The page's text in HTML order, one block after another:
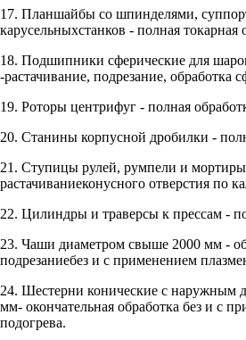
17. Планшайбы со шпинделями,
карусельныхстанков - полная токарная
18. Подшипники сферические для
-растачивание, подрезание, обработка
19. Роторы центрифуг - полная
20. Станины корпусной дробилки -
21. Ступицы рулей, румпели и мортиры
растачиваниеконусного отверстия по
22. Цилиндры и траверсы к прессам -
23. Чаши диаметром свыше 2000 мм -
подрезаниебез и с применением
24. Шестерни конические с наружным
мм- окончательная обработка без и с
подогрева.